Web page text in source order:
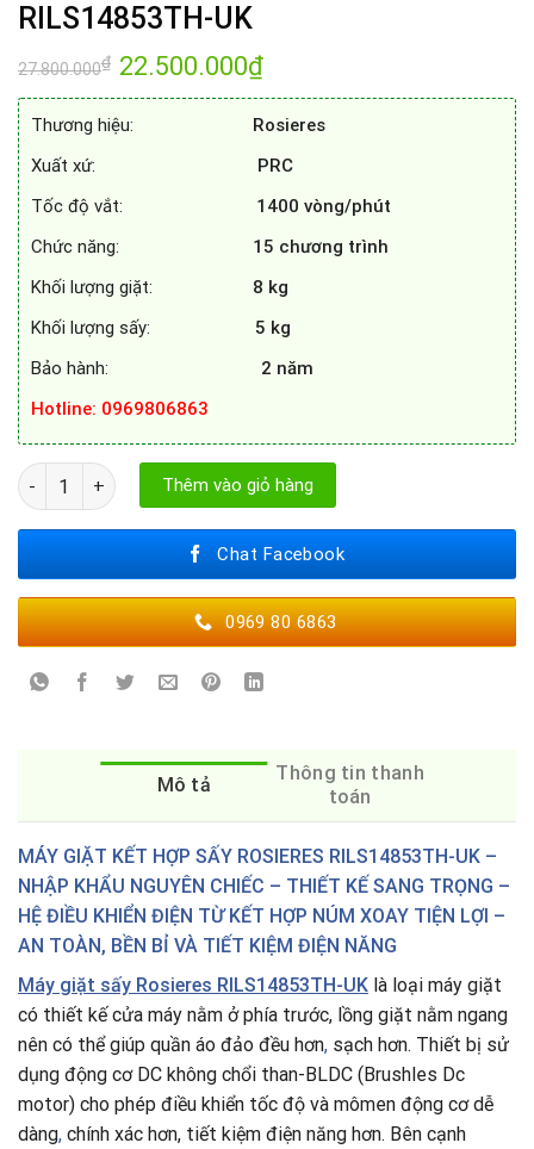
RILS14853TH-UK
27.800.000₫ Giá
gốc
là:
22.500.000₫Giá
tại
22.500.000₫.
Thương hiệu: Rosieres
Xuất xứ: PRC
Tốc độ vắt: 1400 vòng/phút
Chức năng: 15 chương trình
Khối lượng giặt: 8 kg
Khối lượng sấy: 5 kg
Bảo hành: 2 năm
Hotline: 0969806863
MÁY GIẶT SẤY ROSIERES RILS14853TH-UK số lượng
Thêm vào giỏ hàng
Chat Facebook
0969 80 6863
Mô tả
Thông tin thanh
toán
MÁY GIẶT KẾT HỢP SẤY ROSIERES RILS14853TH-UK –
NHẬP KHẨU NGUYÊN CHIẾC – THIẾT KẾ SANG TRỌNG –
HỆ ĐIỀU KHIỂN ĐIỆN TỪ KẾT HỢP NÚM XOAY TIỆN LỢI –
AN TOÀN, BỀN BỈ VÀ TIẾT KIỆM ĐIỆN NĂNG
Máy giặt sấy Rosieres RILS14853TH-UK là loại máy giặt
có thiết kế cửa máy nằm ở phía trước, lồng giặt nằm ngang
nên có thể giúp quần áo đảo đều hơn, sạch hơn. Thiết bị sử
dụng động cơ DC không chổi than-BLDC (Brushles Dc
motor) cho phép điều khiển tốc độ và mômen động cơ dễ
dàng, chính xác hơn, tiết kiệm điện năng hơn. Bên cạnh